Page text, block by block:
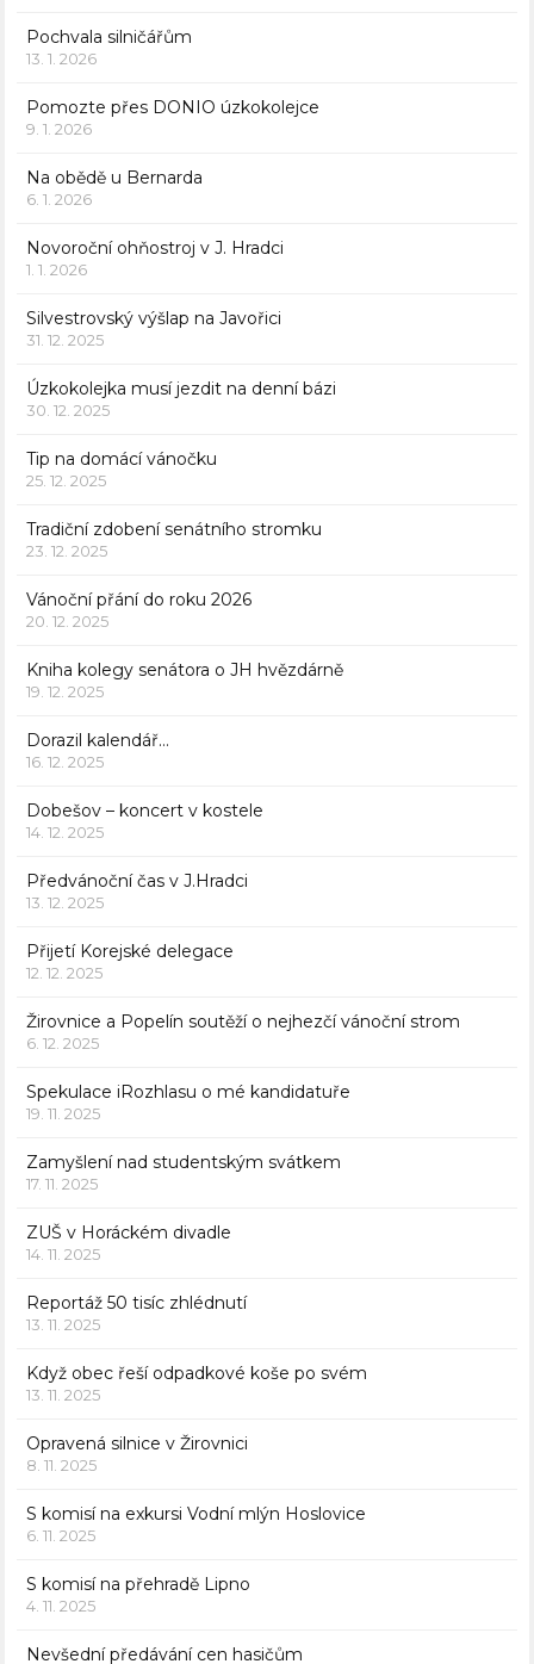
Pochvala silničářům
13. 1. 2026
Pomozte přes DONIO úzkokolejce
9. 1. 2026
Na obědě u Bernarda
6. 1. 2026
Novoroční ohňostroj v J. Hradci
1. 1. 2026
Silvestrovský výšlap na Javořici
31. 12. 2025
Úzkokolejka musí jezdit na denní bázi
30. 12. 2025
Tip na domácí vánočku
25. 12. 2025
Tradiční zdobení senátního stromku
23. 12. 2025
Vánoční přání do roku 2026
20. 12. 2025
Kniha kolegy senátora o JH hvězdárně
19. 12. 2025
Dorazil kalendář…
16. 12. 2025
Dobešov – koncert v kostele
14. 12. 2025
Předvánoční čas v J.Hradci
13. 12. 2025
Přijetí Korejské delegace
12. 12. 2025
Žirovnice a Popelín soutěží o nejhezčí vánoční strom
6. 12. 2025
Spekulace iRozhlasu o mé kandidatuře
19. 11. 2025
Zamyšlení nad studentským svátkem
17. 11. 2025
ZUŠ v Horáckém divadle
14. 11. 2025
Reportáž 50 tisíc zhlédnutí
13. 11. 2025
Když obec řeší odpadkové koše po svém
13. 11. 2025
Opravená silnice v Žirovnici
8. 11. 2025
S komisí na exkursi Vodní mlýn Hoslovice
6. 11. 2025
S komisí na přehradě Lipno
4. 11. 2025
Nevšední předávání cen hasičům